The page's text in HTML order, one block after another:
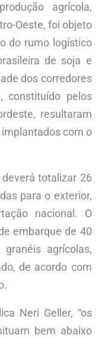
agrícola,
Oeste, foi objeto
do rumo logístico
de soja e
dos corredores
constituído pelos
resultaram
com o
totalizar 26
para o exterior,
nacional. O
embarque de 40
agrícolas,
de acordo com
Neri Geller, “os
bem abaixo